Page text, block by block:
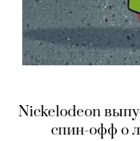
Nickelodeon
спин-офф о